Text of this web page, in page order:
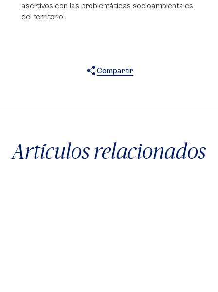
asertivos con las problemáticas socioambientales
del territorio”.
Compartir
Artículos relacionados